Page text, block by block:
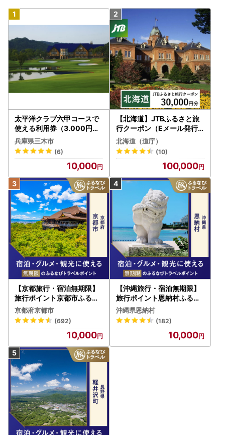
太平洋クラブ六甲コースで
使える利用券（3.000円分
）
兵庫県三木市
(6)
10,000
【北海道】JTBふるさと旅
行クーポン（Eメール発行
）30,000円分 旅行 トラベ
ル 宿泊 人気 おすすめ JTB
W030T
北海道（道庁）
(10)
100,000
【京都旅行・宿泊無期限】
旅行ポイント京都市ふるな
びトラベルポイント
京都府京都市
(692)
10,000
【沖縄旅行・宿泊無期限】
旅行ポイント恩納村ふるな
びトラベルポイント
沖縄県恩納村
(182)
10,000